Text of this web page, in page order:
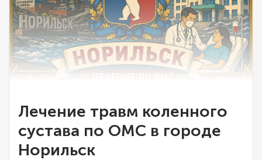
Лечение травм коленного
сустава по ОМС в городе
Норильск